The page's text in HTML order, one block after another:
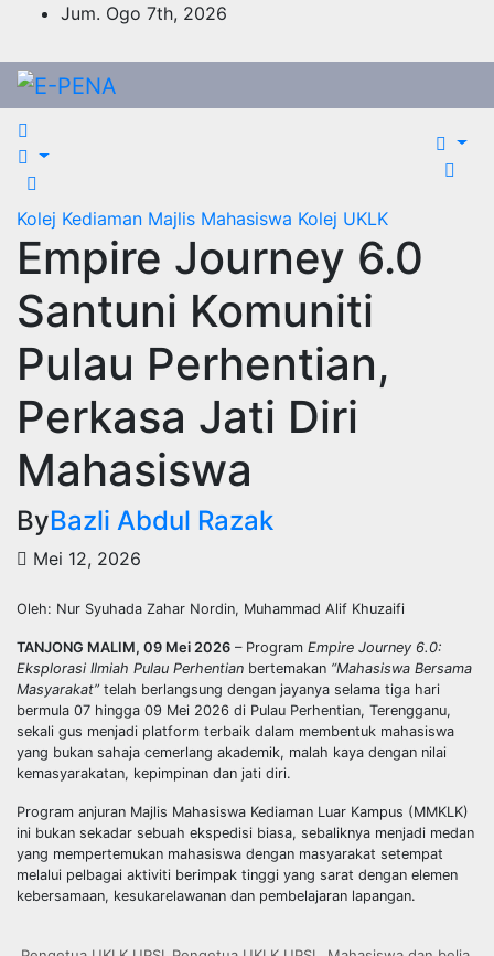
content
Jum. Ogo 7th, 2026
Kolej Kediaman Majlis Mahasiswa Kolej UKLK
Empire Journey 6.0
Santuni Komuniti
Pulau Perhentian,
Perkasa Jati Diri
Mahasiswa
ByBazli Abdul Razak
Mei 12, 2026
Oleh: Nur Syuhada Zahar Nordin, Muhammad Alif Khuzaifi
TANJONG MALIM, 09 Mei 2026 – Program Empire Journey 6.0:
Eksplorasi Ilmiah Pulau Perhentian bertemakan “Mahasiswa Bersama
Masyarakat” telah berlangsung dengan jayanya selama tiga hari
bermula 07 hingga 09 Mei 2026 di Pulau Perhentian, Terengganu,
sekali gus menjadi platform terbaik dalam membentuk mahasiswa
yang bukan sahaja cemerlang akademik, malah kaya dengan nilai
kemasyarakatan, kepimpinan dan jati diri.
Program anjuran Majlis Mahasiswa Kediaman Luar Kampus (MMKLK)
ini bukan sekadar sebuah ekspedisi biasa, sebaliknya menjadi medan
yang mempertemukan mahasiswa dengan masyarakat setempat
melalui pelbagai aktiviti berimpak tinggi yang sarat dengan elemen
kebersamaan, kesukarelawanan dan pembelajaran lapangan.